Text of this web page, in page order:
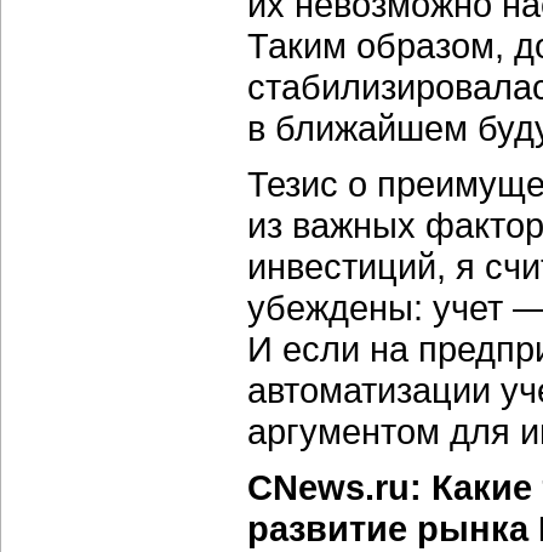
Таким образом,
в ближайшем
Тезис о
из важных
инвестиций, я
убеждены: учет
И если на
автоматизации
аргументом для
CNews.ru:
развитие рынка